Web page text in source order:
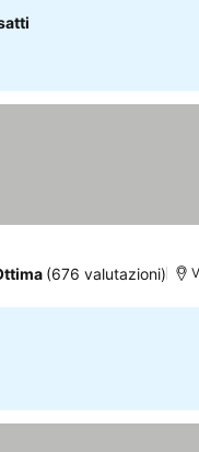
(676 valutazioni)